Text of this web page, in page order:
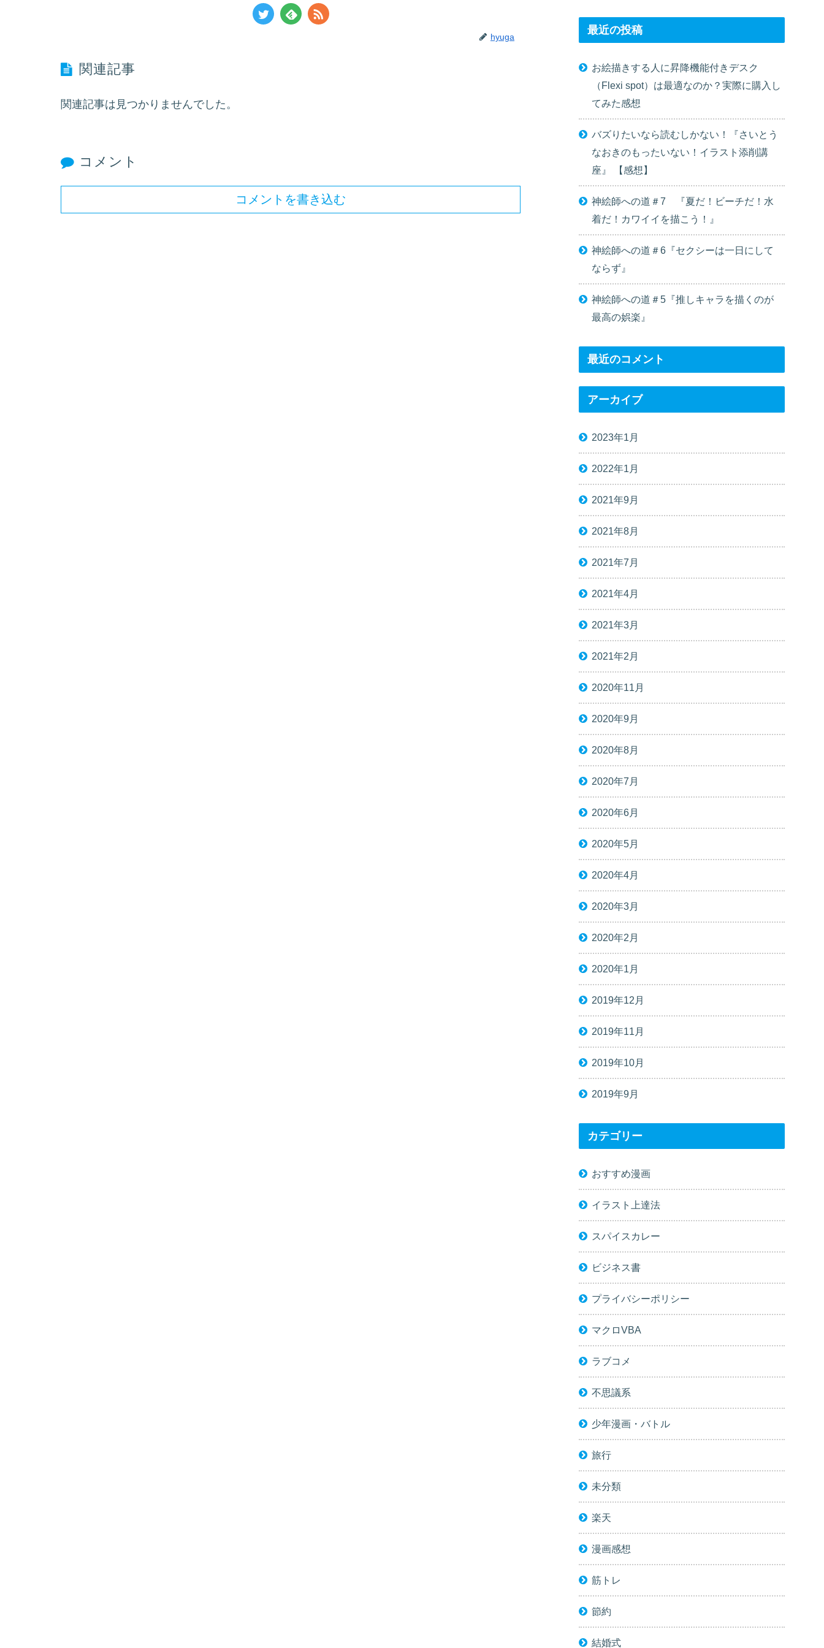
hyuga
関連記事
関連記事は見つかりませんでした。
コメント
コメントを書き込む
最近の投稿
お絵描きする人に昇降機能付きデスク
（Flexi spot）は最適なのか？実際に購入し
てみた感想
バズりたいなら読むしかない！『さいとう
なおきのもったいない！イラスト添削講
座』 【感想】
神絵師への道＃7 『夏だ！ビーチだ！水
着だ！カワイイを描こう！』
神絵師への道＃6『セクシーは一日にして
ならず』
神絵師への道＃5『推しキャラを描くのが
最高の娯楽』
最近のコメント
アーカイブ
2023年1月
2022年1月
2021年9月
2021年8月
2021年7月
2021年4月
2021年3月
2021年2月
2020年11月
2020年9月
2020年8月
2020年7月
2020年6月
2020年5月
2020年4月
2020年3月
2020年2月
2020年1月
2019年12月
2019年11月
2019年10月
2019年9月
カテゴリー
おすすめ漫画
イラスト上達法
スパイスカレー
ビジネス書
プライバシーポリシー
マクロVBA
ラブコメ
不思議系
少年漫画・バトル
旅行
未分類
楽天
漫画感想
筋トレ
節約
結婚式